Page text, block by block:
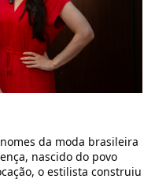
da moda brasileira
nascido do povo
o estilista construiu